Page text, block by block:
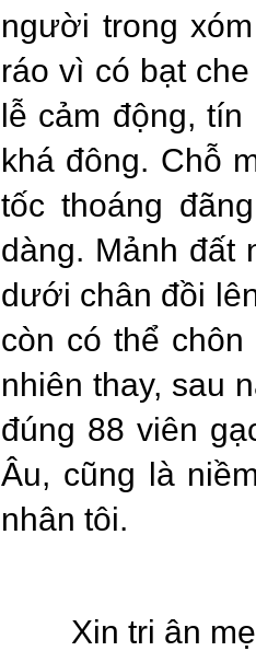
người trong
ráo vì có bạt
lễ cảm động,
khá đông. Chỗ
tốc thoáng
dàng. Mảnh đất
dưới chân đồi
còn có thể
nhiên thay, sau
đúng 88 viên
Âu, cũng là
nhân tôi.
Xin tri ân